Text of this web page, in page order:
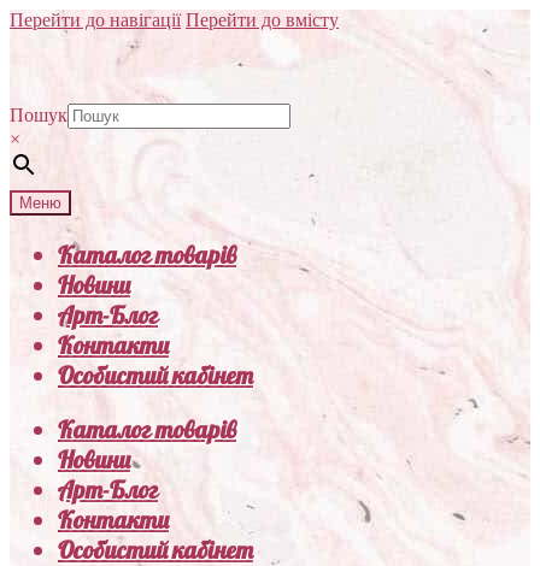
Перейти до навігації Перейти до вмісту
Пошук
×
Меню
Каталог товарів
Новини
Арт-Блог
Контакти
Особистий кабінет
Каталог товарів
Новини
Арт-Блог
Контакти
Особистий кабінет